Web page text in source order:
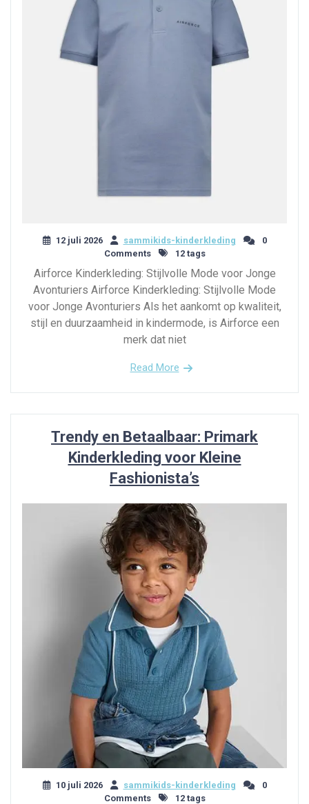
12 juli 2026 sammikids-kinderkleding
0
Comments
12 tags
Airforce Kinderkleding: Stijlvolle Mode voor Jonge
Avonturiers Airforce Kinderkleding: Stijlvolle Mode
voor Jonge Avonturiers Als het aankomt op kwaliteit,
stijl en duurzaamheid in kindermode, is Airforce een
merk dat niet
Read More
Trendy en Betaalbaar: Primark
Kinderkleding voor Kleine
Fashionista’s
10 juli 2026 sammikids-kinderkleding
0
Comments
12 tags